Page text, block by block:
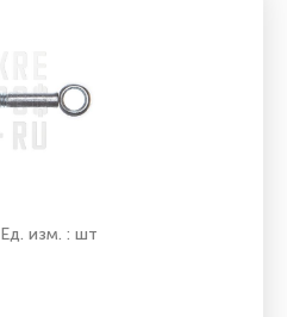
Ед. изм. : шт